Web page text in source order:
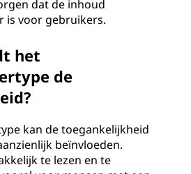
dat de inhoud
is voor gebruikers.
het
de
kan de toegankelijkheid
beïnvloeden.
te lezen en te